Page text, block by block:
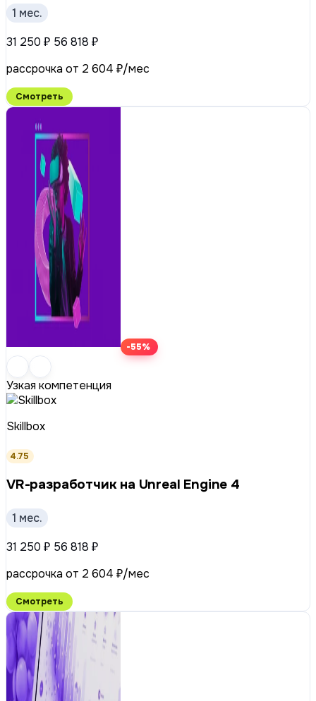
1 мес.
31 250 ₽ 56 818 ₽
рассрочка от 2 604 ₽/мес
Смотреть
-55%
Узкая компетенция
Skillbox
4.75
VR-разработчик на Unreal Engine 4
1 мес.
31 250 ₽ 56 818 ₽
рассрочка от 2 604 ₽/мес
Смотреть